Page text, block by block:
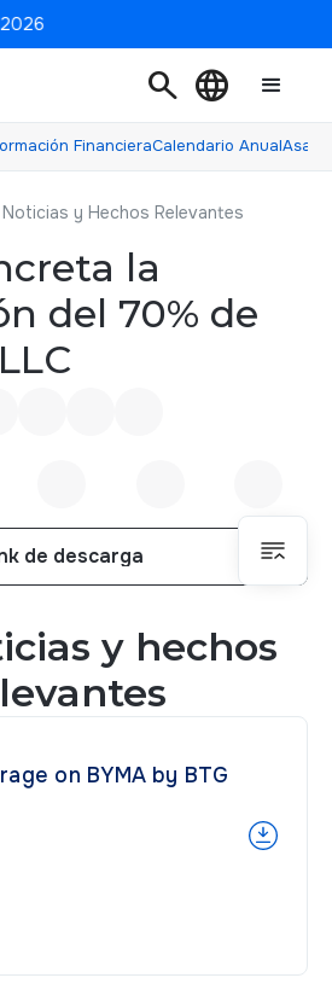
search language
FinancieraCalendario Anual
Noticias y Hechos Relevantes
la
del 70% de
de descarga
y hechos
on BYMA by BTG